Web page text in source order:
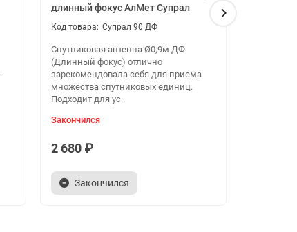
длинный фокус АлМет Супрал
Супрал 90 ДФ
Спутниковая антенна Ø0,9м ДФ
(Длинный фокус) отлично
зарекомендовала себя для приема
множества спутниковых единиц.
Подходит для ус..
Закончился
2 680 ₽
Закончился